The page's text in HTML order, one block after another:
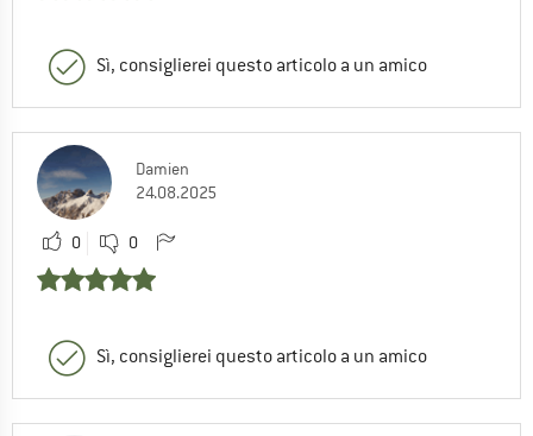
Sì, consiglierei questo articolo a un amico
Damien
24.08.2025
0 0
Sì, consiglierei questo articolo a un amico